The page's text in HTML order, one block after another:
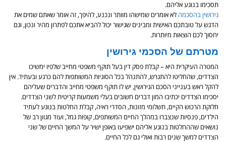
תסכימו בנוגע אליהם.
גירושין בהסכמה לא אומרים שמישהו מוותר ונכנע, להיפך, זה אומר שאתם שמים את
הדגש על טובתכם האישית ומבינים שגישור יכול להביא אתכם לפתרון מהיר ונכון, וגם
יחסוך לכם הוצאות מיותרות.
מטרתם של הסכמי גירושין
המטרה העיקרית היא – קבלת פסק דין בעל תוקף משפטי מחייב שלפיו ימשיכו
הצדדים, שהחליטו להתגרש, להתנהל בכל הסוגיות המשותפות להם כרגע ובעתיד. אין
להקל ראש בענייני הסכם הגירושין, יש לו תוקף משפטי מחייב והדברים שעליהם
יסכימו הצדדים יכתיבו המון דברים חשובים בעלי משמעות קריטית לשני הצדדים.
חלוקת הרכוש הקיים, תשלומי מזונות, הסדרי ראיה, קבלת החלטות בנוגע לעתיד
הילדים, פנסיות שנצברו במהלך החיים המשותפים, קופות גמל, ועוד מגוון רב של
נושאים שההחלטות בנוגע אליהם ישפיעו באופן ישיר על המשך החיים של שני
הצדדים למשך שנים רבות ואולי גם לכל החיים.